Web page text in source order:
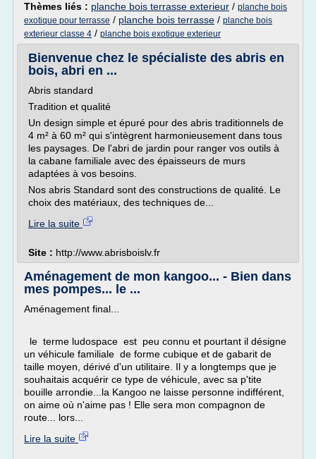
Thèmes liés : planche bois terrasse exterieur / planche bois
exotique pour terrasse / planche bois terrasse / planche bois
exterieur classe 4 / planche bois exotique exterieur
Bienvenue chez le spécialiste des abris en
bois, abri en ...
Abris standard
Tradition et qualité
Un design simple et épuré pour des abris traditionnels de
4 m² à 60 m² qui s'intègrent harmonieusement dans tous
les paysages. De l'abri de jardin pour ranger vos outils à
la cabane familiale avec des épaisseurs de murs
adaptées à vos besoins.
Nos abris Standard sont des constructions de qualité. Le
choix des matériaux, des techniques de...
Lire la suite
Site : http://www.abrisboislv.fr
Aménagement de mon kangoo... - Bien dans
mes pompes... le ...
Aménagement final...
le terme ludospace est peu connu et pourtant il désigne
un véhicule familiale de forme cubique et de gabarit de
taille moyen, dérivé d'un utilitaire. Il y a longtemps que je
souhaitais acquérir ce type de véhicule, avec sa p'tite
bouille arrondie...la Kangoo ne laisse personne indifférent,
on aime où n'aime pas ! Elle sera mon compagnon de
route... lors...
Lire la suite